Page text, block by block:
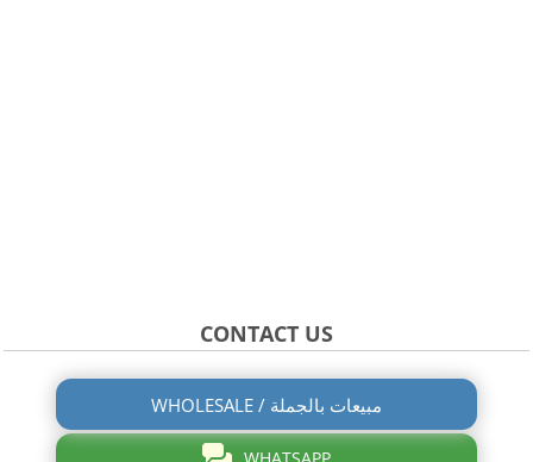
CONTACT US
WHOLESALE / مبيعات بالجملة